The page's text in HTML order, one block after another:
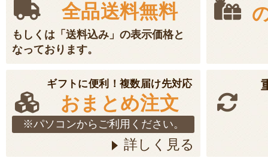
全品送料無料
もしくは「送料込み」の表示価格と
なっております。
ギフトに便利！複数届け先対応
おまとめ注文
※パソコンからご利用ください。
詳しく見る